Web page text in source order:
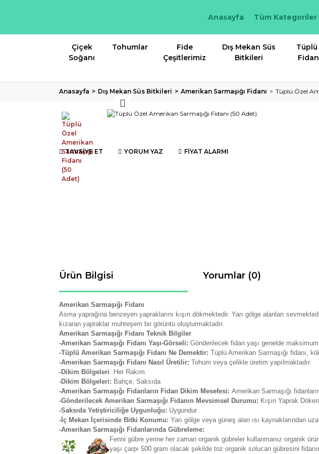
Anasayfa Tüm Kategoriler
Çiçek
Soğanı
Tohumlar
Fide
Çeşitlerimiz
Dış Mekan Süs
Bitkileri
Tüplü
Anasayfa Dış Mekan Süs Bitkileri Amerikan Sarmaşığı Fidanı Tüplü Özel
TAVSİYE ET YORUM YAZ FİYAT ALARMI
Ürün Bilgisi Yorumlar (0)
Amerikan Sarmaşığı Fidanı
Asma yaprağına benzeyen yapraklarını kışın dökmektedir. Yarı gölge alanları
kızaran yapraklar muhteşem bir görüntü oluşturmaktadır.
Amerikan Sarmaşığı Fidanı Teknik Bilgiler
-Amerikan Sarmaşığı Fidanı Yaşı-Görseli: Gönderilecek fidan yaşı genelde
-Tüplü Amerikan Sarmaşığı Fidanı Ne Demektir: Tüplü Amerikan Sarmaşığı fidanı,
-Amerikan Sarmaşığı Fidanı Nasıl Üretilir: Tohum veya çelikle üretim yapılmaktadır.
-Dikim Bölgeleri: Her Rakım
-Dikim Bölgeleri: Bahçe, Saksıda
-Amerikan Sarmaşığı Fidanların Fidan Dikim Mesefesi: Amerikan Sarmaşığı
-Gönderilecek Amerikan Sarmaşığı Fidanın Mevsimsel Durumu: Kışın Yaprak Döken
-Saksıda Yetiştiriciliğe Uygunluğu: Uygundur.
-İç Mekan İçerisinde Bitki Konumu: Yarı gölge veya güneş alan ısı kaynaklarından
-Amerikan Sarmaşığı Fidanlarında Gübreleme:
Fenni gübre yerine her zaman organik gübreler kullanmanız organik
yaşı çarpı 500 gram olacak şekilde toz organik solucan gübresini